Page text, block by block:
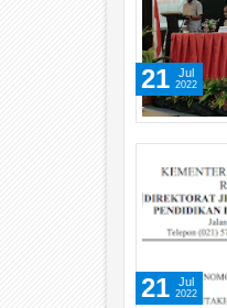
21 Jul
2022
21 Jul
2022